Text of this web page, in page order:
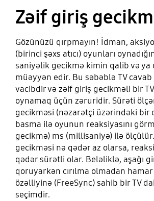
Zəif giriş
Gözünüzü qırpmayın! İdman,
(birinci şəxs atıcı) oyunları
saniyəlik gecikmə kimin qalib və ya
müəyyən edir. Bu səbəblə TV
vacibdir və zəif giriş gecikməli bir
oynamaq üçün zəruridir. Sürəti
gecikməsi (nəzarətçi üzərindəki bir
basma ilə oyunun reaksiyasını
gecikmə) ms (millisaniyə) ilə
gecikməsi nə qədər az olarsa,
qədər sürətli olar. Beləliklə, aşağı
qoruyarkən cırılma olmadan
özəlliyinə (FreeSync) sahib bir TV
seçimdir.